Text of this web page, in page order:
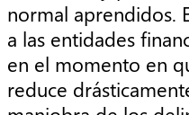
normal aprendidos.
a las entidades
en el momento en
reduce